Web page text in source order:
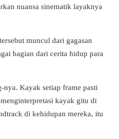
nuansa sinematik layaknya
muncul dari gagasan
bagian dari cerita hidup para
Kayak setiap frame pasti
kayak gitu di
di kehidupan mereka, itu